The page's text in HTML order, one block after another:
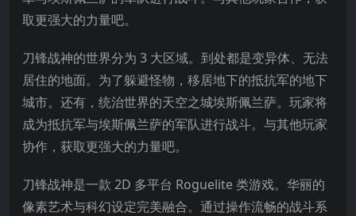
取更强大的力量吧。
刀锋战神的世界分为 3 大区域。到处都是变异体、无法
居住的地面。为了躲避怪物，移居地下的抵抗军的地下
城市。还有，统治世界的天空之城埃斯佩兰萨。玩家将
成为抵抗军与埃斯佩兰萨的军队进行战斗。与其他玩家
协作，获取更强大的力量吧。
刀锋战神是一款 2D 多平台 Roguelite 类游戏。华丽的
像素艺术与科幻设定完美融合。通过操作流畅的战斗系